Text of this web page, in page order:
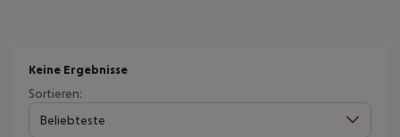
Keine Ergebnisse
Sortieren:
Beliebteste